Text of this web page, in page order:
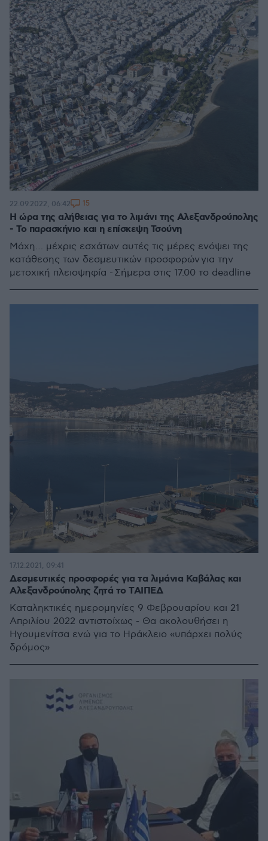
Η ώρα της αλήθειας για το λιμάνι της Αλεξανδρούπολης
- Το παρασκήνιο και η επίσκεψη Τσούνη
Μάχη… μέχρις εσχάτων αυτές τις μέρες ενόψει της
κατάθεσης των δεσμευτικών προσφορών για την
μετοχική πλειοψηφία - Σήμερα στις 17.00 το deadline
22.09.2022, 06:42 15
Δεσμευτικές προσφορές για τα λιμάνια Καβάλας και
Αλεξανδρούπολης ζητά το ΤΑΙΠΕΔ
Καταληκτικές ημερομηνίες 9 Φεβρουαρίου και 21
Απριλίου 2022 αντιστοίχως - Θα ακολουθήσει η
Ηγουμενίτσα ενώ για το Ηράκλειο «υπάρχει πολύς
δρόμος»
17.12.2021, 09:41